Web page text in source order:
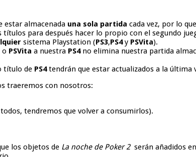
estar almacenada una sola partida cada vez, por lo
para después hacer lo propio con el segundo
sistema Playstation (PS3,PS4y PSVita).
o PSVita a nuestra PS4no elimina nuestra partida
título de PS4tendrán que estar actualizados a la última
traeremos con nosotros:
tendremos que volver a consumirlos).
los objetos de La noche de Poker 2serán añadidos